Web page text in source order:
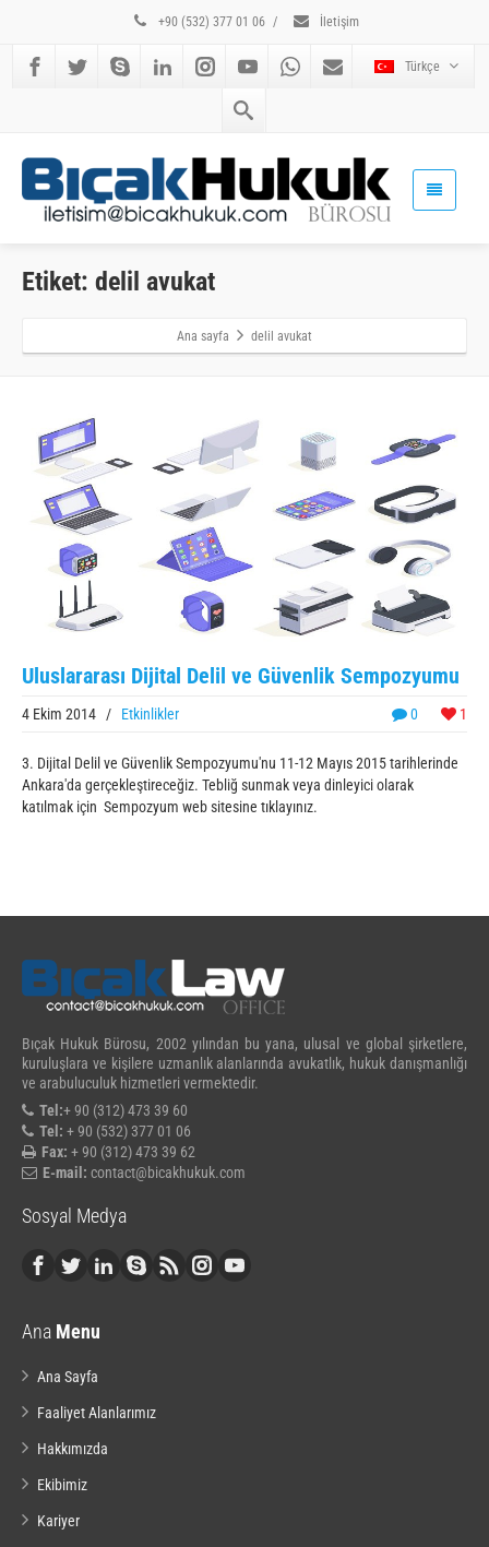
+90 (532) 377 01 06 / İletişim
Türkçe
Etiket: delil avukat
Ana sayfa delil avukat
Uluslararası Dijital Delil ve Güvenlik Sempozyumu
0 1
4 Ekim 2014 / Etkinlikler
3. Dijital Delil ve Güvenlik Sempozyumu'nu 11-12 Mayıs 2015 tarihlerinde
Ankara'da gerçekleştireceğiz. Tebliğ sunmak veya dinleyici olarak
katılmak için Sempozyum web sitesine tıklayınız.
Bıçak Hukuk Bürosu, 2002 yılından bu yana, ulusal ve global şirketlere,
kuruluşlara ve kişilere uzmanlık alanlarında avukatlık, hukuk danışmanlığı
ve arabuluculuk hizmetleri vermektedir.
Tel:+ 90 (312) 473 39 60
Tel: + 90 (532) 377 01 06
Fax: + 90 (312) 473 39 62
E-mail: contact@bicakhukuk.com
Sosyal Medya
Ana Menu
Ana Sayfa
Faaliyet Alanlarımız
Hakkımızda
Ekibimiz
Kariyer